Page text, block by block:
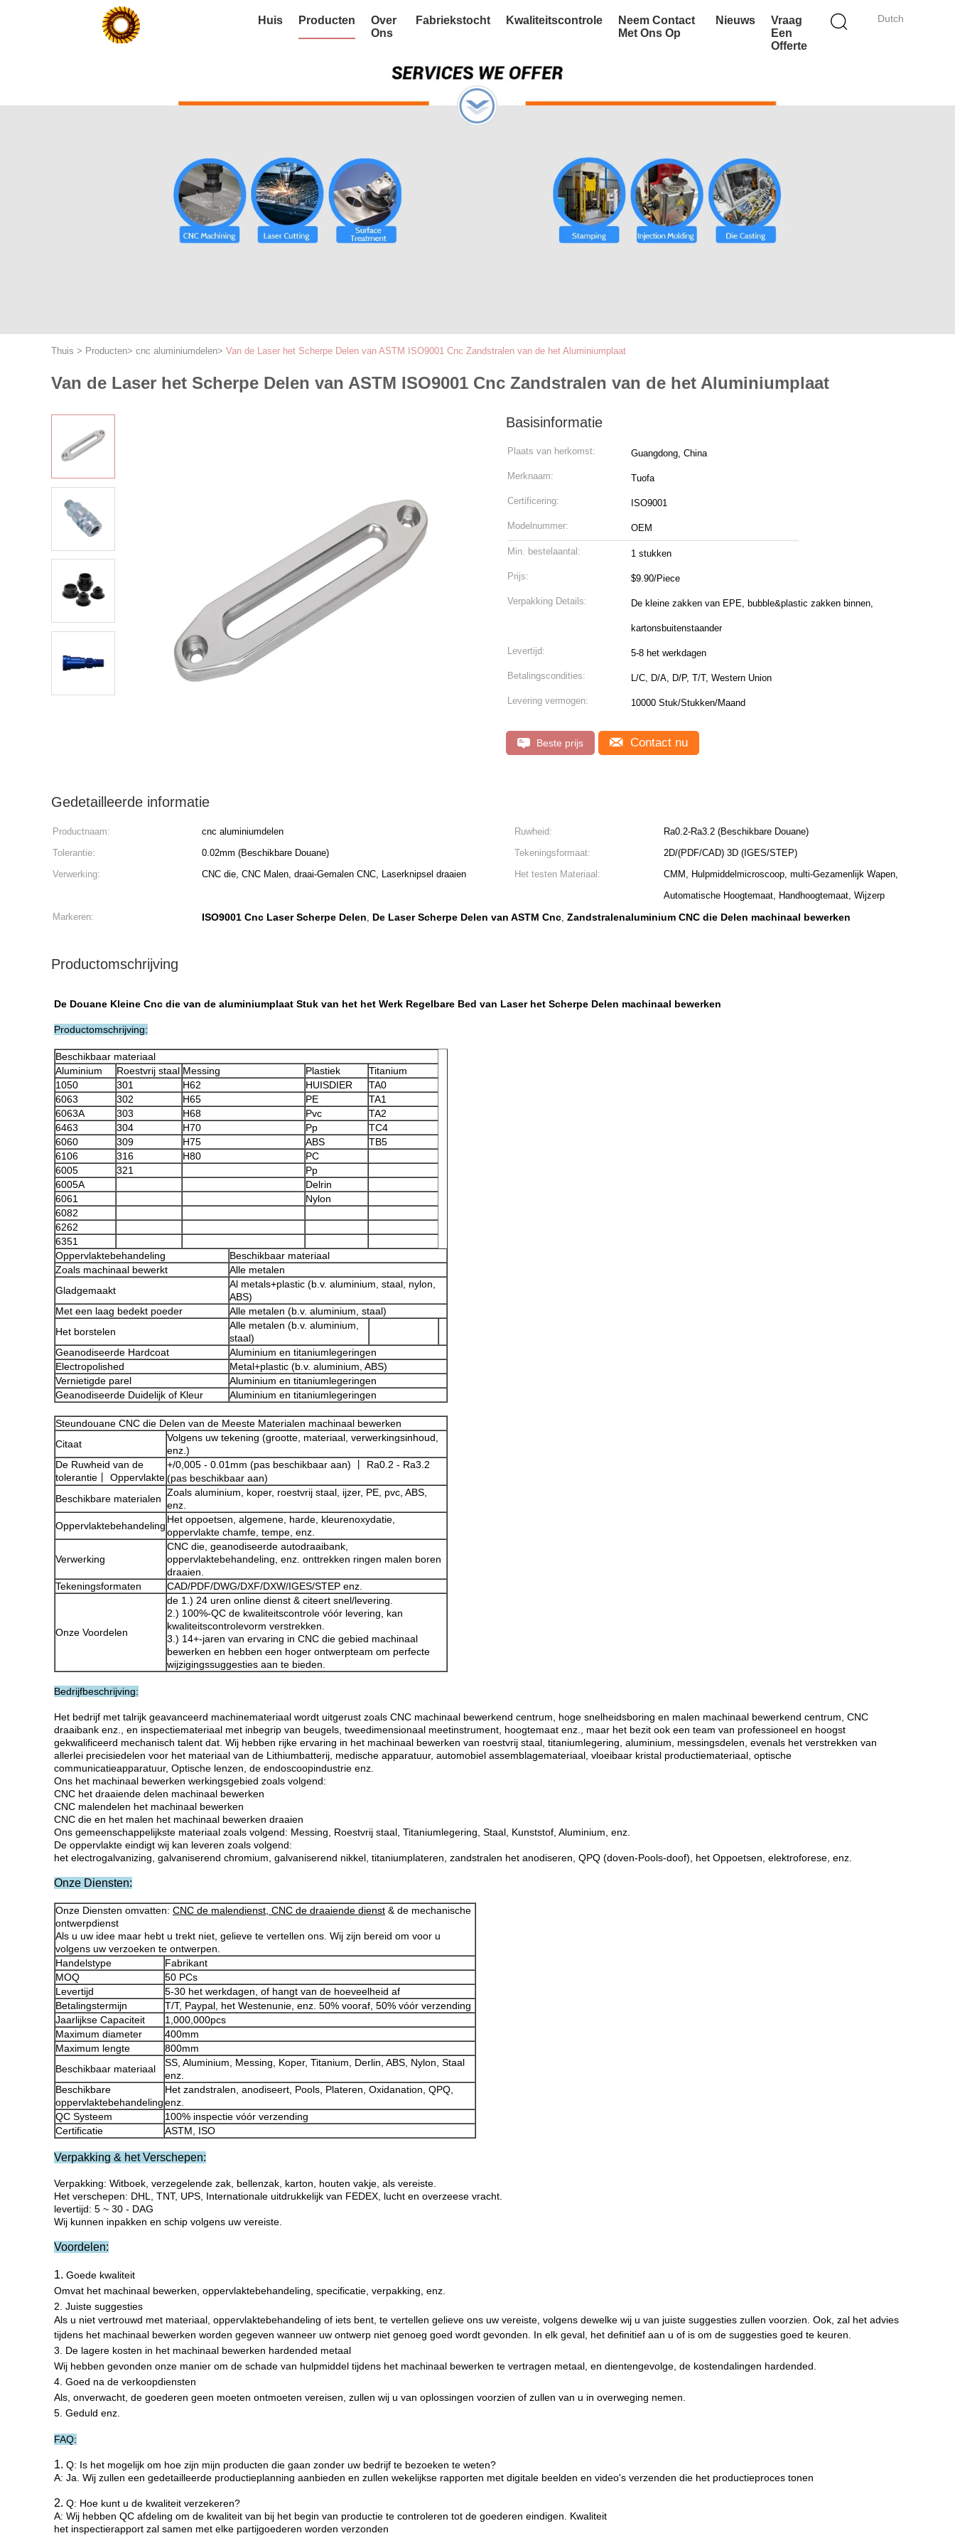
Dutch
Huis Producten
Over
Ons
Fabriekstocht Kwaliteitscontrole
Neem Contact
Met Ons Op
Nieuws
Vraag
Een
Offerte
Thuis > Producten> cnc aluminiumdelen> Van de Laser het Scherpe Delen van ASTM ISO9001 Cnc Zandstralen van de het Aluminiumplaat
Van de Laser het Scherpe Delen van ASTM ISO9001 Cnc Zandstralen van de het Aluminiumplaat
Basisinformatie
Plaats van herkomst: Guangdong, China
Merknaam: Tuofa
Certificering: ISO9001
Modelnummer: OEM
Min. bestelaantal: 1 stukken
Prijs: $9.90/Piece
Verpakking Details: De kleine zakken van EPE, bubble&plastic zakken binnen,
kartonsbuitenstaander
Levertijd: 5-8 het werkdagen
Betalingscondities: L/C, D/A, D/P, T/T, Western Union
Levering vermogen: 10000 Stuk/Stukken/Maand
Beste prijs Contact nu
Gedetailleerde informatie
Productnaam: cnc aluminiumdelen Ruwheid:
Ra0.2-Ra3.2 (Beschikbare Douane)
Tolerantie:
0.02mm (Beschikbare Douane) Tekeningsformaat:
2D/(PDF/CAD) 3D (IGES/STEP)
Verwerking:
CNC die, CNC Malen, draai-Gemalen CNC, Laserknipsel draaien Het testen Materiaal:
CMM, Hulpmiddelmicroscoop, multi-Gezamenlijk Wapen,
Automatische Hoogtemaat, Handhoogtemaat, Wijzerp
Markeren:
ISO9001 Cnc Laser Scherpe Delen, De Laser Scherpe Delen van ASTM Cnc, Zandstralenaluminium CNC die Delen machinaal bewerken
Productomschrijving
De Douane Kleine Cnc die van de aluminiumplaat Stuk van het het Werk Regelbare Bed van Laser het Scherpe Delen machinaal bewerken
Productomschrijving:
Beschikbaar materiaal
Aluminium
Roestvrij staal Messing Plastiek
Titanium
1050
301 H62 HUISDIER
TA0
6063
302 H65 PE
TA1
6063A
303 H68 Pvc
TA2
6463
304 H70 Pp
TC4
6060
309 H75 ABS
TB5
6106
316 H80
PC
6005
321
Pp
6005A
Delrin
6061
Nylon
6082
6262
6351
Oppervlaktebehandeling
Beschikbaar materiaal
Zoals machinaal bewerkt
Alle metalen
Gladgemaakt
Al metals+plastic (b.v. aluminium, staal, nylon,
ABS)
Met een laag bedekt poeder
Alle metalen (b.v. aluminium, staal)
Het borstelen
Alle metalen (b.v. aluminium,
staal)
Geanodiseerde Hardcoat
Aluminium en titaniumlegeringen
Electropolished
Metal+plastic (b.v. aluminium, ABS)
Vernietigde parel
Aluminium en titaniumlegeringen
Geanodiseerde Duidelijk of Kleur
Aluminium en titaniumlegeringen
Steundouane CNC die Delen van de Meeste Materialen machinaal bewerken
Citaat
Volgens uw tekening (grootte, materiaal, verwerkingsinhoud,
enz.)
De Ruwheid van de
tolerantie丨 Oppervlakte
+/0,005 - 0.01mm (pas beschikbaar aan) 丨 Ra0.2 - Ra3.2
(pas beschikbaar aan)
Beschikbare materialen
Zoals aluminium, koper, roestvrij staal, ijzer, PE, pvc, ABS,
enz.
Oppervlaktebehandeling
Het oppoetsen, algemene, harde, kleurenoxydatie,
oppervlakte chamfe, tempe, enz.
Verwerking
CNC die, geanodiseerde autodraaibank,
oppervlaktebehandeling, enz. onttrekken ringen malen boren
draaien.
Tekeningsformaten
CAD/PDF/DWG/DXF/DXW/IGES/STEP enz.
Onze Voordelen
de 1.) 24 uren online dienst & citeert snel/levering.
2.) 100%-QC de kwaliteitscontrole vóór levering, kan
kwaliteitscontrolevorm verstrekken.
3.) 14+-jaren van ervaring in CNC die gebied machinaal
bewerken en hebben een hoger ontwerpteam om perfecte
wijzigingssuggesties aan te bieden.
Bedrijfbeschrijving:
Het bedrijf met talrijk geavanceerd machinemateriaal wordt uitgerust zoals CNC machinaal bewerkend centrum, hoge snelheidsboring en malen machinaal bewerkend centrum, CNC
draaibank enz., en inspectiemateriaal met inbegrip van beugels, tweedimensionaal meetinstrument, hoogtemaat enz., maar het bezit ook een team van professioneel en hoogst
gekwalificeerd mechanisch talent dat. Wij hebben rijke ervaring in het machinaal bewerken van roestvrij staal, titaniumlegering, aluminium, messingsdelen, evenals het verstrekken van
allerlei precisiedelen voor het materiaal van de Lithiumbatterij, medische apparatuur, automobiel assemblagemateriaal, vloeibaar kristal productiemateriaal, optische
communicatieapparatuur, Optische lenzen, de endoscoopindustrie enz.
Ons het machinaal bewerken werkingsgebied zoals volgend:
CNC het draaiende delen machinaal bewerken
CNC malendelen het machinaal bewerken
CNC die en het malen het machinaal bewerken draaien
Ons gemeenschappelijkste materiaal zoals volgend: Messing, Roestvrij staal, Titaniumlegering, Staal, Kunststof, Aluminium, enz.
De oppervlakte eindigt wij kan leveren zoals volgend:
het electrogalvanizing, galvaniserend chromium, galvaniserend nikkel, titaniumplateren, zandstralen het anodiseren, QPQ (doven-Pools-doof), het Oppoetsen, elektroforese, enz.
Onze Diensten:
Onze Diensten omvatten: CNC de malendienst, CNC de draaiende dienst & de mechanische
ontwerpdienst
Als u uw idee maar hebt u trekt niet, gelieve te vertellen ons. Wij zijn bereid om voor u
volgens uw verzoeken te ontwerpen.
Handelstype
Fabrikant
MOQ
50 PCs
Levertijd
5-30 het werkdagen, of hangt van de hoeveelheid af
Betalingstermijn
T/T, Paypal, het Westenunie, enz. 50% vooraf, 50% vóór verzending
Jaarlijkse Capaciteit
1,000,000pcs
Maximum diameter
400mm
Maximum lengte
800mm
Beschikbaar materiaal
SS, Aluminium, Messing, Koper, Titanium, Derlin, ABS, Nylon, Staal
enz.
Beschikbare
oppervlaktebehandeling
Het zandstralen, anodiseert, Pools, Plateren, Oxidanation, QPQ,
enz.
QC Systeem
100% inspectie vóór verzending
Certificatie
ASTM, ISO
Verpakking & het Verschepen:
Verpakking: Witboek, verzegelende zak, bellenzak, karton, houten vakje, als vereiste.
Het verschepen: DHL, TNT, UPS, Internationale uitdrukkelijk van FEDEX, lucht en overzeese vracht.
levertijd: 5 ~ 30 - DAG
Wij kunnen inpakken en schip volgens uw vereiste.
Voordelen:
1. Goede kwaliteit
Omvat het machinaal bewerken, oppervlaktebehandeling, specificatie, verpakking, enz.
2. Juiste suggesties
Als u niet vertrouwd met materiaal, oppervlaktebehandeling of iets bent, te vertellen gelieve ons uw vereiste, volgens dewelke wij u van juiste suggesties zullen voorzien. Ook, zal het advies
tijdens het machinaal bewerken worden gegeven wanneer uw ontwerp niet genoeg goed wordt gevonden. In elk geval, het definitief aan u of is om de suggesties goed te keuren.
3. De lagere kosten in het machinaal bewerken hardended metaal
Wij hebben gevonden onze manier om de schade van hulpmiddel tijdens het machinaal bewerken te vertragen metaal, en dientengevolge, de kostendalingen hardended.
4. Goed na de verkoopdiensten
Als, onverwacht, de goederen geen moeten ontmoeten vereisen, zullen wij u van oplossingen voorzien of zullen van u in overweging nemen.
5. Geduld enz.
FAQ:
1. Q: Is het mogelijk om hoe zijn mijn producten die gaan zonder uw bedrijf te bezoeken te weten?
A: Ja. Wij zullen een gedetailleerde productieplanning aanbieden en zullen wekelijkse rapporten met digitale beelden en video's verzenden die het productieproces tonen
2. Q: Hoe kunt u de kwaliteit verzekeren?
A: Wij hebben QC afdeling om de kwaliteit van bij het begin van productie te controleren tot de goederen eindigen. Kwaliteit
het inspectierapport zal samen met elke partijgoederen worden verzonden